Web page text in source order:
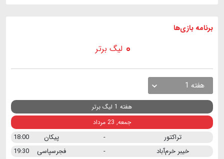
برنامه بازی ها
لیگ برتر
هفته 1
هفته 1 لیگ برتر
جمعه, 23 مرداد
تراکتور - پیکان
18:00
خیبر خرم‌آباد
- فجرسپاسی
19:30